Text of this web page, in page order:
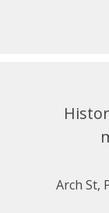
1515